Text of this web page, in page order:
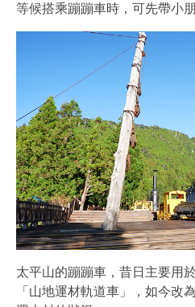
等候搭乘蹦蹦車時，可先帶小朋
太平山的蹦蹦車，昔日主要用
「山地運材軌道車」，如今改